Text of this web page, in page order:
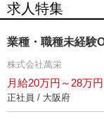
求人特集
業種・職種未経験
株式会社萬栄
月給20万円～28万円
正社員 / 大阪府